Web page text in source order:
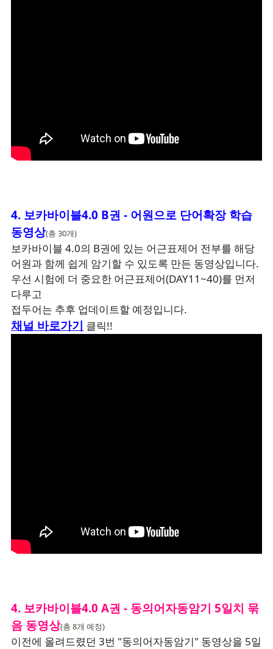
4. 보카바이블4.0 B권 - 어원으로 단어확장 학습
동영상(총 30개)
보카바이블 4.0의 B권에 있는 어근표제어 전부를 해당
어원과 함께 쉽게 암기할 수 있도록 만든 동영상입니다.
우선 시험에 더 중요한 어근표제어(DAY11~40)를 먼저
다루고
접두어는 추후 업데이트할 예정입니다.
채널 바로가기 클릭!!
4. 보카바이블4.0 A권 - 동의어자동암기 5일치 묶
음 동영상(총 8개 예정)
이전에 올려드렸던 3번 "동의어자동암기" 동영상을 5일